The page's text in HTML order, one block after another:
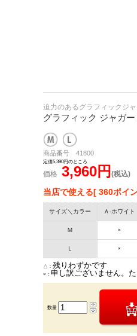
迫力のあるグラフィックジ
グラフィック ジャガ
商品番号 41800
定価5,390円のところ
価格 3,960円 (税込)
当店で使える[ 360ポイ
サイズ＼カラー Ａ-ホワイト
Ｍ ×
Ｌ ×
△： 残りわずかです
×： 申し訳ございません。
数量